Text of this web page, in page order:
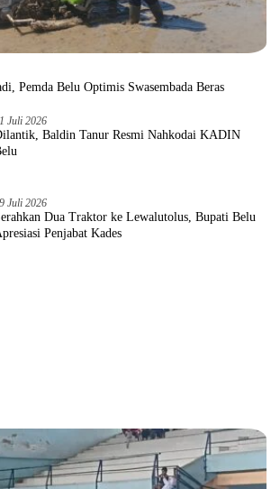
Pemda Belu Optimis Swasembada Beras
Juli 2026
Baldin Tanur Resmi Nahkodai KADIN
Juli 2026
Dua Traktor ke Lewalutolus, Bupati Belu
Penjabat Kades